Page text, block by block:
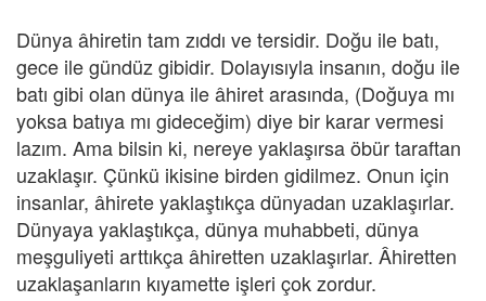
Dünya âhiretin tam zıddı ve tersidir. Doğu ile batı,
gece ile gündüz gibidir. Dolayısıyla insanın, doğu ile
batı gibi olan dünya ile âhiret arasında, (Doğuya mı
yoksa batıya mı gideceğim) diye bir karar vermesi
lazım. Ama bilsin ki, nereye yaklaşırsa öbür taraftan
uzaklaşır. Çünkü ikisine birden gidilmez. Onun için
insanlar, âhirete yaklaştıkça dünyadan uzaklaşırlar.
Dünyaya yaklaştıkça, dünya muhabbeti, dünya
meşguliyeti arttıkça âhiretten uzaklaşırlar. Âhiretten
uzaklaşanların kıyamette işleri çok zordur.